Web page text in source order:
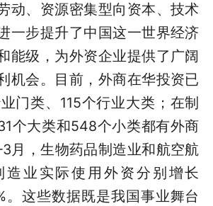
动、资源密集型向资本、技术
一步提升了中国这一世界经济
能级，为外资企业提供了广阔
机会。目前，外商在华投资已
门类、115个行业大类；在制
个大类和548个小类都有外商
月，生物药品制造业和航空航
造业实际使用外资分别增长
。这些数据既是我国事业舞台